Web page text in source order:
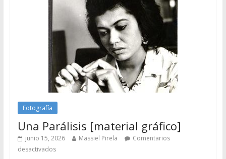
Fotografía
Una Parálisis [material gráfico]
junio 15, 2026 Massiel Pirela
Comentarios
desactivados